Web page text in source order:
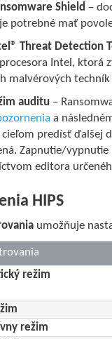
Shield –
potrebné mať
Threat Detection
Intel, ktorá
malvérových
auditu –
a
predísť ďalšej
Zapnutie/vypnutie
editora
HIPS
umožňuje
režim
režim